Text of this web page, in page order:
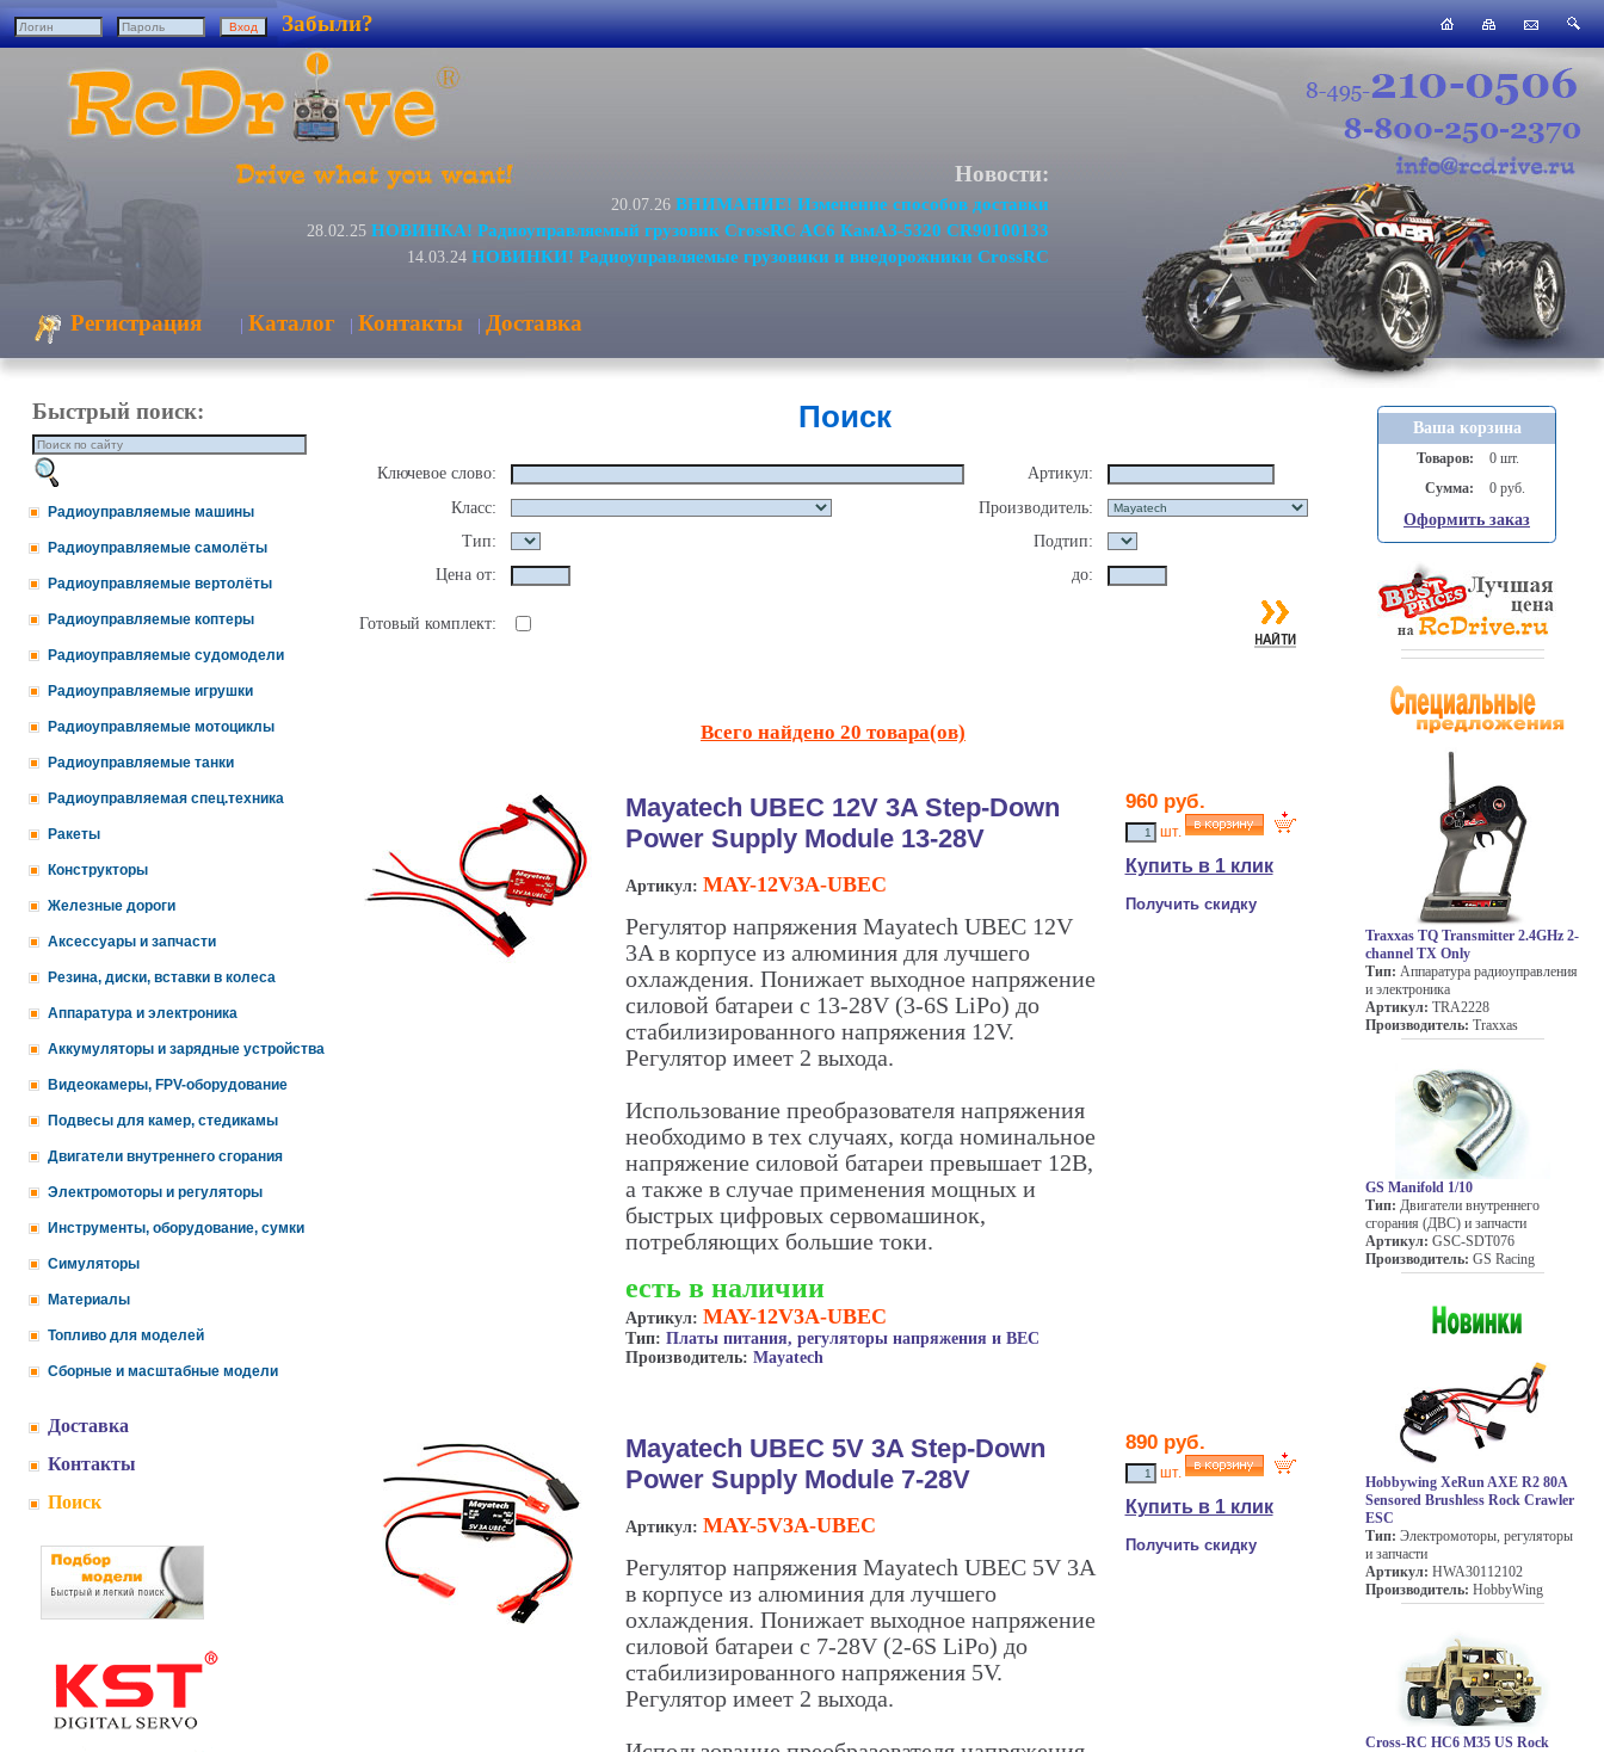
Забыли?
Новости:
20.07.26 ВНИМАНИЕ! Изменение способов доставки
28.02.25 НОВИНКА! Радиоуправляемый грузовик CrossRC AC6 КамАЗ-5320 CR90100133
14.03.24 НОВИНКИ! Радиоуправляемые грузовики и внедорожники CrossRC
Регистрация | Каталог | Контакты | Доставка
Быстрый поиск:
Радиоуправляемые машины
Радиоуправляемые самолёты
Радиоуправляемые вертолёты
Радиоуправляемые коптеры
Радиоуправляемые судомодели
Радиоуправляемые игрушки
Радиоуправляемые мотоциклы
Радиоуправляемые танки
Радиоуправляемая спец.техника
Ракеты
Конструкторы
Железные дороги
Аксессуары и запчасти
Резина, диски, вставки в колеса
Аппаратура и электроника
Аккумуляторы и зарядные устройства
Видеокамеры, FPV-оборудование
Подвесы для камер, стедикамы
Двигатели внутреннего сгорания
Электромоторы и регуляторы
Инструменты, оборудование, сумки
Симуляторы
Материалы
Топливо для моделей
Сборные и масштабные модели
Доставка
Контакты
Поиск
Поиск
Ключевое слово:
Артикул:
Класс:
Производитель:
Тип:
Подтип:
Цена от:
до:
Готовый комплект:
Всего найдено 20 товара(ов)
Mayatech UBEC 12V 3A Step-Down
Power Supply Module 13-28V
Артикул: MAY-12V3A-UBEC
Регулятор напряжения Mayatech UBEC 12V
3A в корпусе из алюминия для лучшего
охлаждения. Понижает выходное напряжение
силовой батареи с 13-28V (3-6S LiPo) до
стабилизированного напряжения 12V.
Регулятор имеет 2 выхода.
Использование преобразователя напряжения
необходимо в тех случаях, когда номинальное
напряжение силовой батареи превышает 12В,
а также в случае применения мощных и
быстрых цифровых сервомашинок,
потребляющих большие токи.
есть в наличии
Артикул: MAY-12V3A-UBEC
Тип: Платы питания, регуляторы напряжения и BEC
Производитель: Mayatech
960 руб.
шт.
Купить в 1 клик
Получить скидку
Mayatech UBEC 5V 3A Step-Down
Power Supply Module 7-28V
Артикул: MAY-5V3A-UBEC
Регулятор напряжения Mayatech UBEC 5V 3A
в корпусе из алюминия для лучшего
охлаждения. Понижает выходное напряжение
силовой батареи с 7-28V (2-6S LiPo) до
стабилизированного напряжения 5V.
Регулятор имеет 2 выхода.
890 руб.
шт.
Купить в 1 клик
Получить скидку
Ваша корзина
Товаров:
0 шт.
Сумма:
0 руб.
Оформить заказ
Traxxas TQ Transmitter 2.4GHz 2-
channel TX Only
Тип: Аппаратура радиоуправления
и электроника
Артикул: TRA2228
Производитель: Traxxas
GS Manifold 1/10
Тип: Двигатели внутреннего
сгорания (ДВС) и запчасти
Артикул: GSC-SDT076
Производитель: GS Racing
Hobbywing XeRun AXE R2 80A
Sensored Brushless Rock Crawler
ESC
Тип: Электромоторы, регуляторы
и запчасти
Артикул: HWA30112102
Производитель: HobbyWing
Cross-RC HC6 M35 US Rock